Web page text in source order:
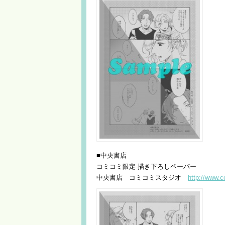
■中央書店
コミコミ限定 描き下ろしペーパー
中央書店 コミコミスタジオ http://